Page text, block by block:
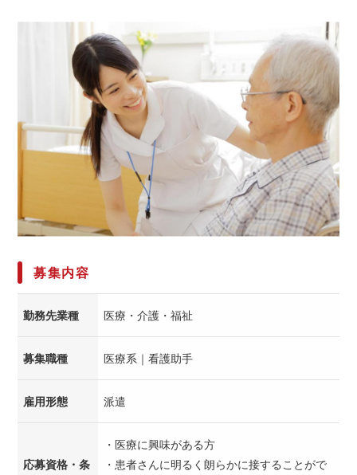
募集内容
勤務先業種 医療・介護・福祉
募集職種 医療系｜看護助手
雇用形態 派遣
応募資格・条
・医療に興味がある方
・患者さんに明るく朗らかに接することがで